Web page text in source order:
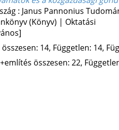
: Janus Pannonius
(Könyv) | Oktatási
14, Független: 14,
összesen: 22,